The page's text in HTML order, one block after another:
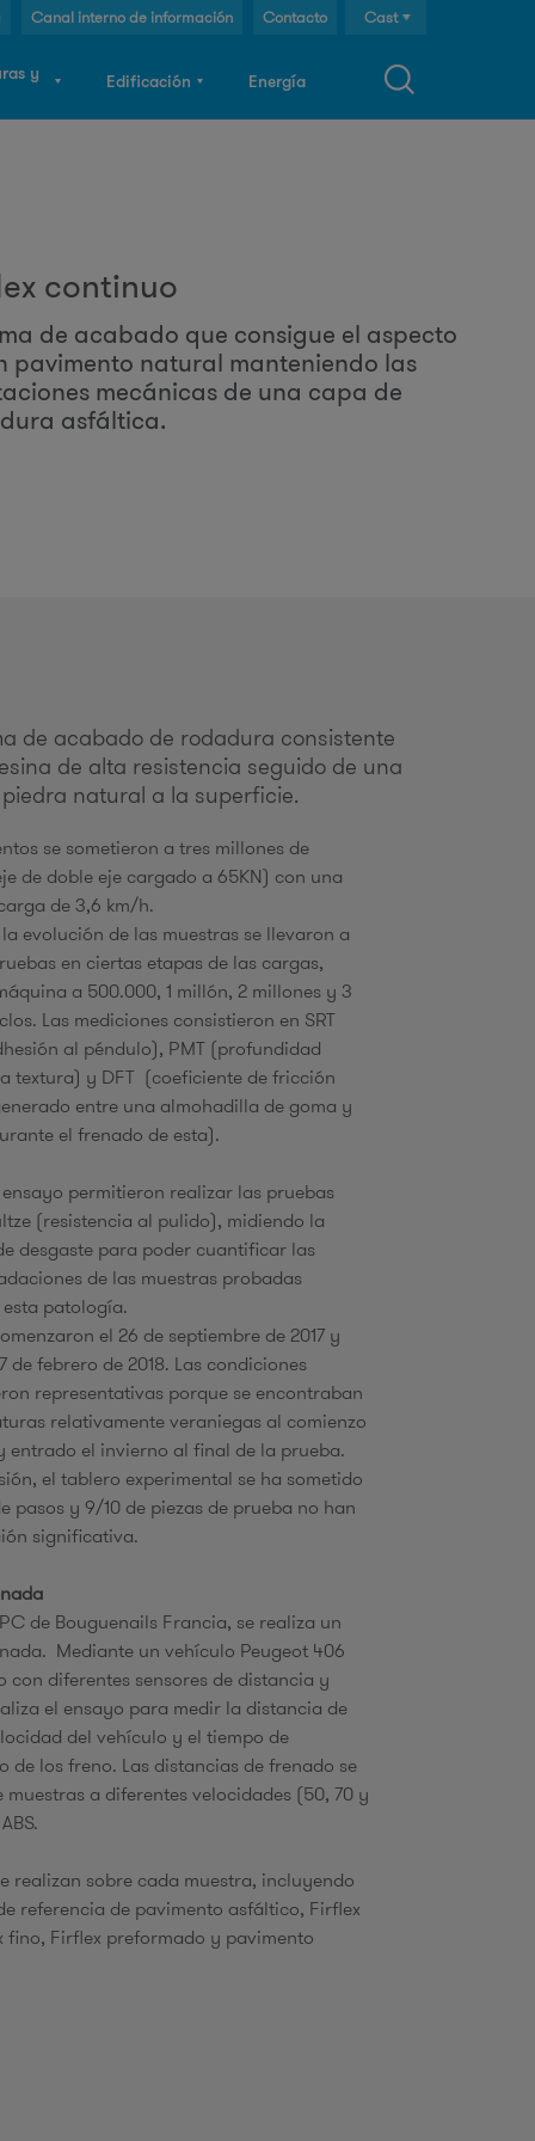
y
Edificación Energía
Cast
Eng
Canal interno de información Contacto
continuo
de acabado que consigue el aspecto
pavimento natural manteniendo las
mecánicas de una capa de
asfáltica.
de acabado de rodadura consistente
de alta resistencia seguido de una
natural a la superficie.
se sometieron a tres millones de
de doble eje cargado a 65KN) con una
de 3,6 km/h.
evolución de las muestras se llevaron a
en ciertas etapas de las cargas,
a 500.000, 1 millón, 2 millones y 3
Las mediciones consistieron en SRT
al péndulo), PMT (profundidad
textura) y DFT (coeficiente de fricción
entre una almohadilla de goma y
el frenado de esta).
ensayo permitieron realizar las pruebas
(resistencia al pulido), midiendo la
desgaste para poder cuantificar las
de las muestras probadas
patología.
el 26 de septiembre de 2017 y
de febrero de 2018. Las condiciones
representativas porque se encontraban
relativamente veraniegas al comienzo
entrado el invierno al final de la prueba.
el tablero experimental se ha sometido
pasos y 9/10 de piezas de prueba no han
significativa.
de Bouguenails Francia, se realiza un
Mediante un vehículo Peugeot 406
con diferentes sensores de distancia y
el ensayo para medir la distancia de
del vehículo y el tiempo de
de los freno. Las distancias de frenado se
muestras a diferentes velocidades (50, 70 y
realizan sobre cada muestra, incluyendo
referencia de pavimento asfáltico, Firflex
fino, Firflex preformado y pavimento